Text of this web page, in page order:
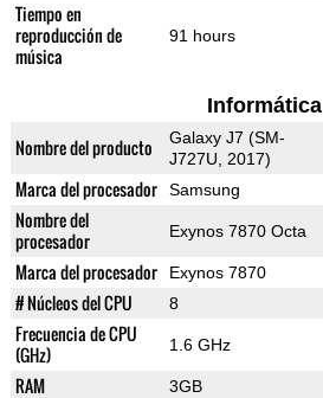
Tiempo en
reproducción de
música
91 hours
Informática
Nombre del producto
Galaxy J7 (SM-
J727U, 2017)
Marca del procesador Samsung
Nombre del
procesador
Exynos 7870 Octa
Marca del procesador Exynos 7870
# Núcleos del CPU 8
Frecuencia de CPU
(GHz)
1.6 GHz
RAM 3GB